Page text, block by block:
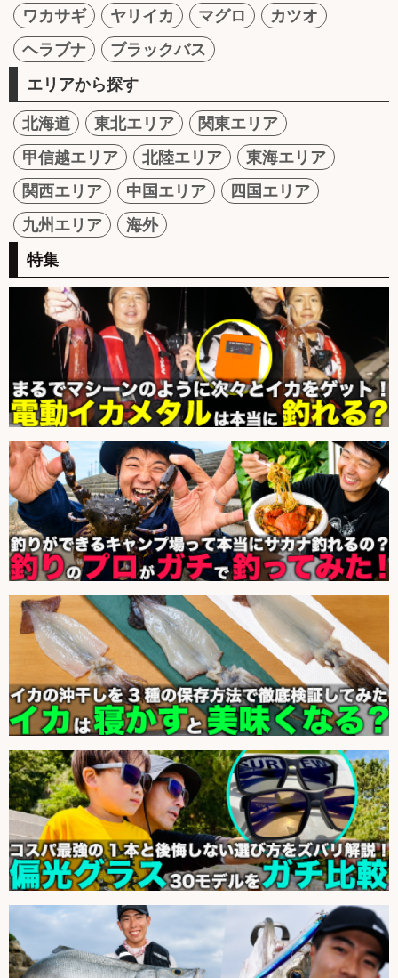
ワカサギ
ヤリイカ マグロ
カツオ
ヘラブナ
ブラックバス
エリアから探す
北海道 東北エリア
関東エリア
甲信越エリア
北陸エリア
東海エリア
関西エリア
中国エリア
四国エリア
九州エリア
海外
特集